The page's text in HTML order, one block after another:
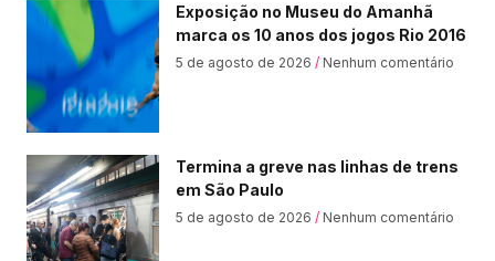
Exposição no Museu do Amanhã
marca os 10 anos dos jogos Rio 2016
5 de agosto de 2026 Nenhum comentário
Termina a greve nas linhas de trens
em São Paulo
5 de agosto de 2026 Nenhum comentário